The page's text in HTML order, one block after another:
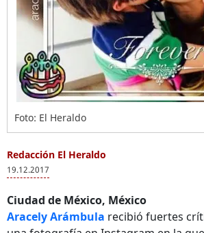
Foto: El Heraldo
Redacción El Heraldo
19.12.2017
Ciudad de México, México
Aracely Arámbula recibió fuertes